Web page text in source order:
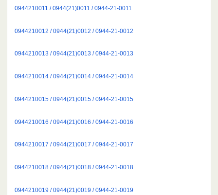
0944210011 / 0944(21)0011 / 0944-21-0011
0944210012 / 0944(21)0012 / 0944-21-0012
0944210013 / 0944(21)0013 / 0944-21-0013
0944210014 / 0944(21)0014 / 0944-21-0014
0944210015 / 0944(21)0015 / 0944-21-0015
0944210016 / 0944(21)0016 / 0944-21-0016
0944210017 / 0944(21)0017 / 0944-21-0017
0944210018 / 0944(21)0018 / 0944-21-0018
0944210019 / 0944(21)0019 / 0944-21-0019